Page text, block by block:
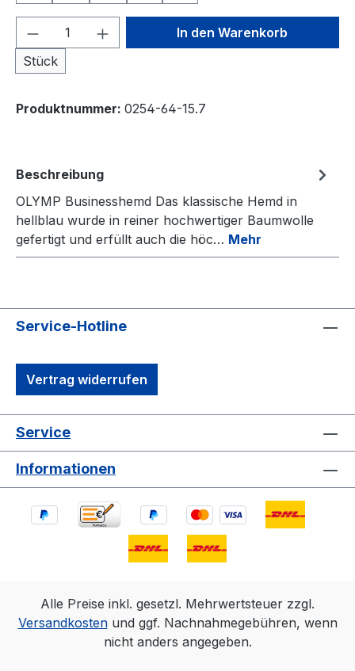
Produkt Anzahl: Gib den
Stück
In den Warenkorb
Produktnummer: 0254-64-15.7
Beschreibung
OLYMP Businesshemd Das klassische Hemd in
hellblau wurde in reiner hochwertiger Baumwolle
gefertigt und erfüllt auch die höc… Mehr
Service-Hotline
Vertrag widerrufen
Service
Informationen
Alle Preise inkl. gesetzl. Mehrwertsteuer zzgl.
Versandkostenund ggf. Nachnahmegebühren, wenn
nicht anders angegeben.